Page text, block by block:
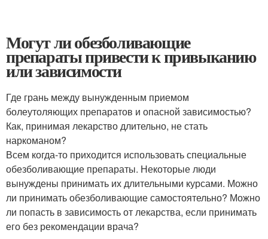
Могут ли обезболивающие
препараты привести к привыканию
или зависимости
Где грань между вынужденным приемом
болеутоляющих препаратов и опасной зависимостью?
Как, принимая лекарство длительно, не стать
наркоманом?
Всем когда-то приходится использовать специальные
обезболивающие препараты. Некоторые люди
вынуждены принимать их длительными курсами. Можно
ли принимать обезболивающие самостоятельно? Можно
ли попасть в зависимость от лекарства, если принимать
его без рекомендации врача?